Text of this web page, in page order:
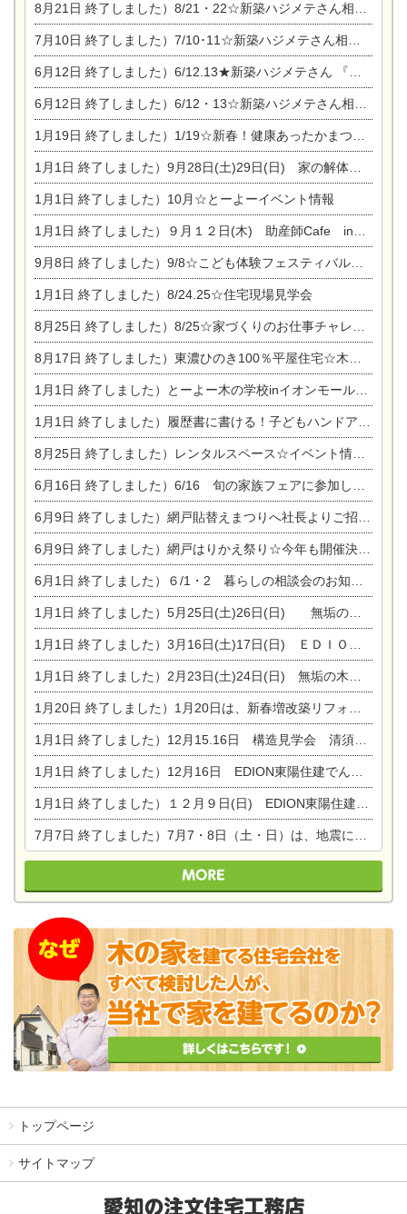
8月21日 終了しました）8/21・22☆新築ハジメテさん相談会 『集まれ！農地に家を建てたい人！』
7月10日 終了しました）7/10･11☆新築ハジメテさん相談会 『集まれ！農地に家を建てたい人！』完全予約制
6月12日 終了しました）6/12.13★新築ハジメテさん 『木の家 現場体感見学会』
6月12日 終了しました）6/12・13☆新築ハジメテさん相談会『今ある土地に家を建てる際の注意点』
1月19日 終了しました）1/19☆新春！健康あったかまつり＆増改築リフォームまつり
1月1日 終了しました）9月28日(土)29日(日) 家の解体なんでも相談会
1月1日 終了しました）10月☆とーよーイベント情報
1月1日 終了しました）９月１２日(木) 助産師Cafe in東陽住建
9月8日 終了しました）9/8☆こども体験フェスティバル☆一宮市民会館
1月1日 終了しました）8/24.25☆住宅現場見学会
8月25日 終了しました）8/25☆家づくりのお仕事チャレンジ
8月17日 終了しました）東濃ひのき100％平屋住宅☆木の家完成見学会
1月1日 終了しました）とーよー木の学校inイオンモール木曽川
1月1日 終了しました）履歴書に書ける！子どもハンドアロマ講座☆
8月25日 終了しました）レンタルスペース☆イベント情報☆チャイルドアロマセラピスト
6月16日 終了しました）6/16 旬の家族フェアに参加します☆
6月9日 終了しました）網戸貼替えまつりへ社長よりご招待です♪
6月9日 終了しました）網戸はりかえ祭り☆今年も開催決定！
6月1日 終了しました）６/1・2 暮らしの相談会のお知らせ
1月1日 終了しました）5月25日(土)26日(日) 無垢の木の家体感見学会開催☆
1月1日 終了しました）3月16日(土)17日(日) ＥＤＩＯＮ東陽住建でんき館 総決算まつり
1月1日 終了しました）2月23日(土)24日(日) 無垢の木の家 完成見学会
1月20日 終了しました）1月20日は、新春増改築リフォームまつり＆家の修理祭り＆家電まつりです。
1月1日 終了しました）12月15.16日 構造見学会 清須市西枇杷島町弁天
1月1日 終了しました）12月16日 EDION東陽住建でんき OPEN第二弾イベント！！
1月1日 終了しました）１２月９日(日) EDION東陽住建でんき館プレＯＰＥＮ！＆家の修理まつり
7月7日 終了しました）7月7・8日（土・日）は、地震に強くて安心！暮らしを楽しむ東濃ひのきの平屋の家体験見学会を開催します。ぜひお越しください。
トップページ
サイトマップ